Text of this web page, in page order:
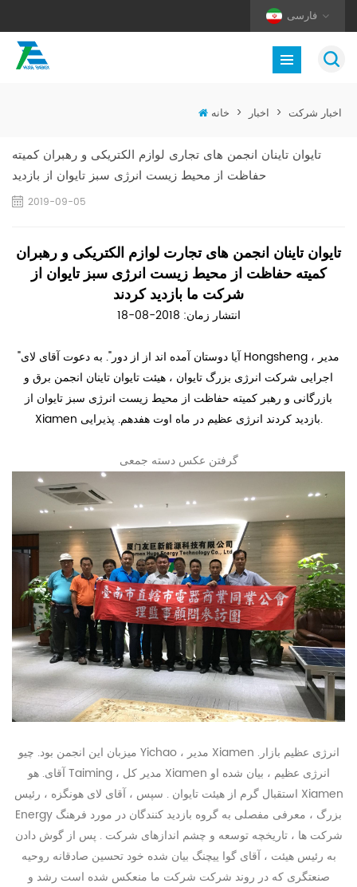
فارسی
خانه > اخبار > اخبار شرکت
تایوان تاینان انجمن های تجاری لوازم الکتریکی و رهبران کمیته
حفاظت از محیط زیست انرژی سبز تایوان از بازدید
2019-09-05
تایوان تاینان انجمن های تجارت لوازم الکتریکی و رهبران
کمیته حفاظت از محیط زیست انرژی سبز تایوان از
شرکت ما بازدید کردند
انتشار زمان: 2018-08-18
"آیا دوستان آمده اند از از دور". به دعوت آقای لای Hongsheng ، مدیر
اجرایی شرکت انرژی بزرگ تایوان ، هیئت تایوان تاینان انجمن برق و
بازرگانی و رهبر کمیته حفاظت از محیط زیست انرژی سبز تایوان از
Xiamen بازدید کردند انرژی عظیم در ماه اوت هفدهم. پذیرایی.
گرفتن عکس دسته جمعی
میزبان این انجمن بود. چیو Yichao ، مدیر Xiamen انرژی عظیم بازار.
آقای. هو Taiming ، مدیر کل Xiamen انرژی عظیم ، بیان شده او
استقبال گرم از هیئت تایوان . سپس ، آقای لای هونگزه ، رئیس Xiamen
Energy بزرگ ، معرفی مفصلی به گروه بازدید کنندگان در مورد فرهنگ
شرکت ها ، تاریخچه توسعه و چشم اندازهای شرکت . پس از گوش دادن
به رئیس هیئت ، آقای گوا ییچنگ بیان شده خود تحسین صادقانه روحیه
صنعتگری که در روند شرکت شرکت ما منعکس شده است رشد و